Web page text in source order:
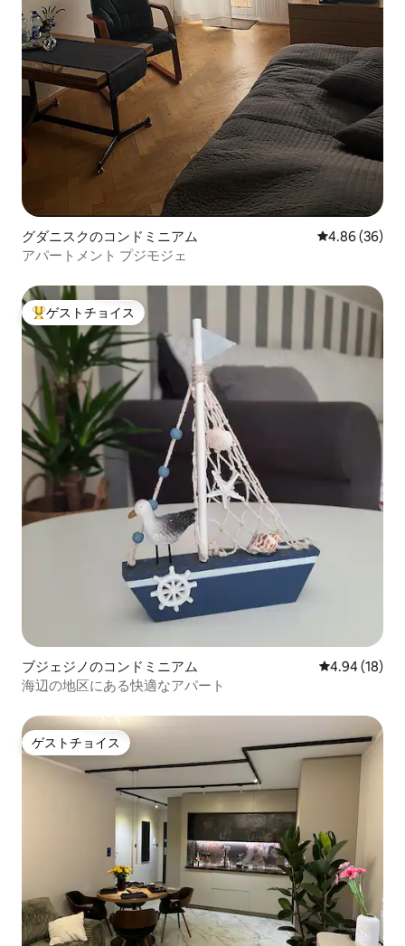
グダニスクのコンドミニアム レビュー36
4.86 (36)
アパートメント プジモジェ
大好評のゲストチョイスです。
ゲストチョイス
ブジェジノのコンドミニアム レビュー18
4.94 (18)
海辺の地区にある快適なアパート
ゲストチョイス
ゲストチョイス